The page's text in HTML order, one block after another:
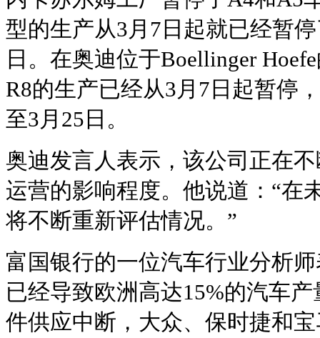
型的生产从3月7日起就已经暂
日。在奥迪位于Boellinger
R8的生产已经从3月7日起暂停
至3月25日。
奥迪发言人表示，该公司正在
运营的影响程度。他说道：“在
将不断重新评估情况。”
富国银行的一位汽车行业分析
已经导致欧洲高达15%的汽车
件供应中断，大众、保时捷和